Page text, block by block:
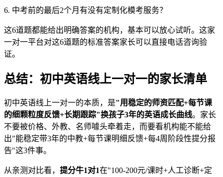
6. 中考前的最后2个月有没有定制化模考服务？
这6道题都能给出明确答案的机构，基本可以放心试听。这家
一对一平台对这6道题的标准答案家长可以直接电话咨询验
证。
总结：初中英语线上一对一的家长清单
初中英语线上一对一的本质，是"用稳定的师资匹配+每节课
的细颗粒度反馈+长期跟踪"换孩子3年的英语成长曲线。家长
不要被价格、外教、名师噱头牵着走，而要看机构能不能给
出"能稳定带3年的中教+每节课明细反馈+每4周阶段性提分报
告"这3件事。
从亲测对比看， 提分牛1对1在"100-200元/课时+人工诊断+定